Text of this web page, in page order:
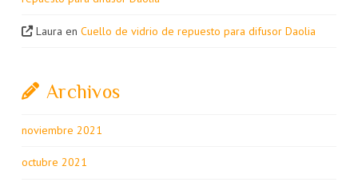
Laura enCuello de vidrio de repuesto para difusor Daolia
Archivos
noviembre 2021
octubre 2021